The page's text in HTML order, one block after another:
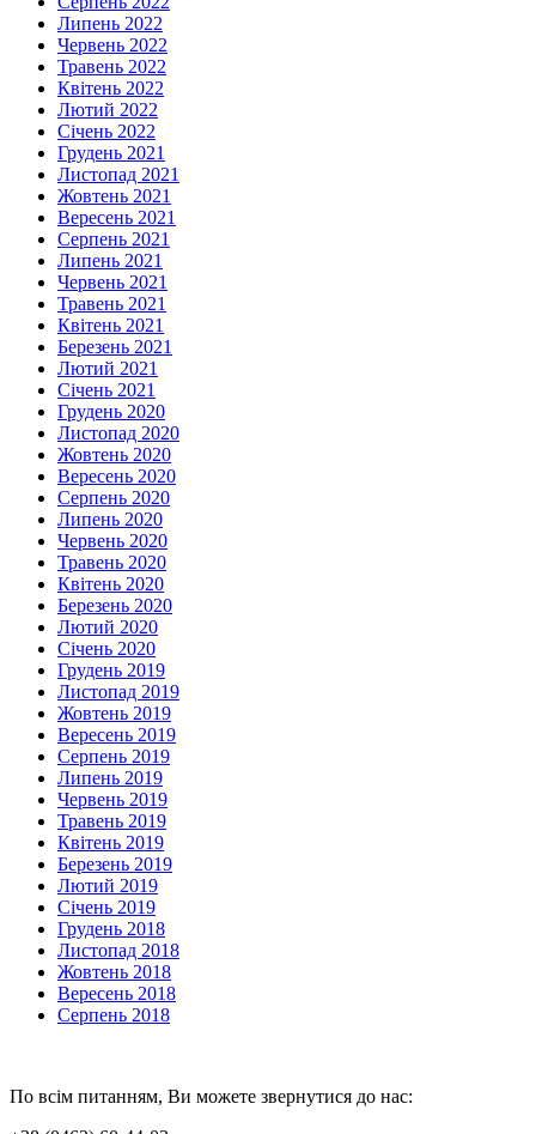
Липень 2022
Червень 2022
Травень 2022
Квітень 2022
Лютий 2022
Січень 2022
Грудень 2021
Листопад 2021
Жовтень 2021
Вересень 2021
Серпень 2021
Липень 2021
Червень 2021
Травень 2021
Квітень 2021
Березень 2021
Лютий 2021
Січень 2021
Грудень 2020
Листопад 2020
Жовтень 2020
Вересень 2020
Серпень 2020
Липень 2020
Червень 2020
Травень 2020
Квітень 2020
Березень 2020
Лютий 2020
Січень 2020
Грудень 2019
Листопад 2019
Жовтень 2019
Вересень 2019
Серпень 2019
Липень 2019
Червень 2019
Травень 2019
Квітень 2019
Березень 2019
Лютий 2019
Січень 2019
Грудень 2018
Листопад 2018
Жовтень 2018
Вересень 2018
Серпень 2018
По всім питанням, Ви можете звернутися до нас: